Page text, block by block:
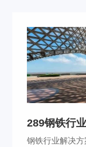
289钢铁行
钢铁行业解决